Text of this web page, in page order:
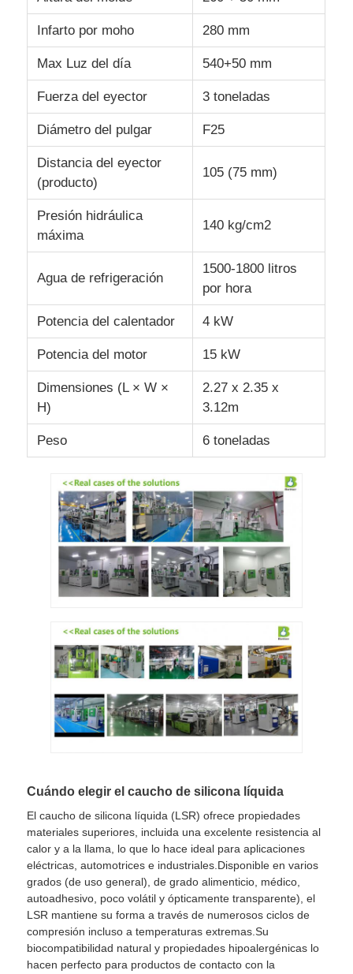
Máquina de moldeo por inyección de silicona
Sistema de dosificación de la LSR
Máquina de sobremoldeo
Accesorios para máquinas de moldeo por inyección
Moldeado por inyección de caucho de silicona líquida
Moldeado por inyección de caucho de silicona
Infarto por moho 280 mm
Max Luz del día 540+50 mm
Fuerza del eyector 3 toneladas
Diámetro del pulgar F25
Distancia del eyector
(producto)
105 (75 mm)
Presión hidráulica
máxima
140 kg/cm2
Agua de refrigeración
1500-1800 litros
por hora
Potencia del calentador 4 kW
Potencia del motor 15 kW
Dimensiones (L × W ×
H)
2.27 x 2.35 x
3.12m
Peso 6 toneladas
Cuándo elegir el caucho de silicona líquida
El caucho de silicona líquida (LSR) ofrece propiedades
materiales superiores, incluida una excelente resistencia al
calor y a la llama, lo que lo hace ideal para aplicaciones
eléctricas, automotrices e industriales.Disponible en varios
grados (de uso general), de grado alimenticio, médico,
autoadhesivo, poco volátil y ópticamente transparente), el
LSR mantiene su forma a través de numerosos ciclos de
compresión incluso a temperaturas extremas.Su
biocompatibilidad natural y propiedades hipoalergénicas lo
hacen perfecto para productos de contacto con la